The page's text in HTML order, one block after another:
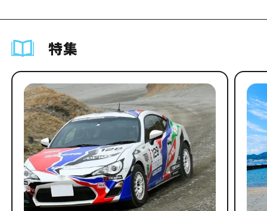
特集